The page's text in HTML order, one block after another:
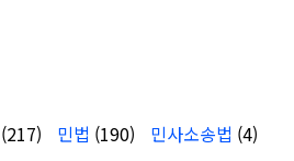
(217) 민법 (190) 민사소송법 (4)